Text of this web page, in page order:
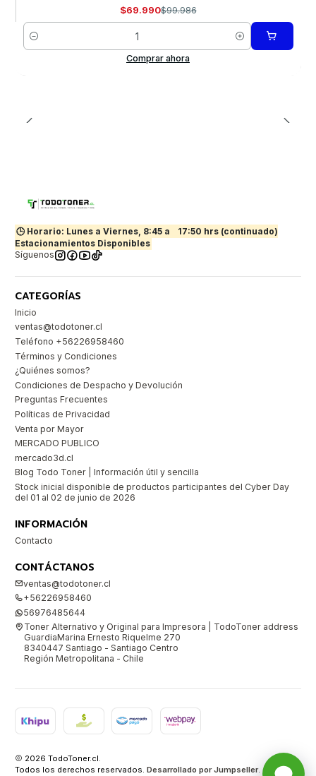
$69.990$99.986
Cantidad
Comprar ahora
🕒 Horario: Lunes a Viernes, 8:45 a
17:50 hrs (continuado)
Estacionamientos Disponibles
Síguenos
CATEGORÍAS
Inicio
ventas@todotoner.cl
Teléfono +56226958460
Términos y Condiciones
¿Quiénes somos?
Condiciones de Despacho y Devolución
Preguntas Frecuentes
Políticas de Privacidad
Venta por Mayor
MERCADO PUBLICO
mercado3d.cl
Blog Todo Toner | Información útil y sencilla
Stock inicial disponible de productos participantes del Cyber Day
del 01 al 02 de junio de 2026
INFORMACIÓN
Contacto
CONTÁCTANOS
ventas@todotoner.cl
+56226958460
56976485644
Toner Alternativo y Original para Impresora | TodoToner address
GuardiaMarina Ernesto Riquelme 270
8340447 Santiago - Santiago Centro
Región Metropolitana - Chile
2026 TodoToner.cl.
Todos los derechos reservados. Desarrollado por Jumpseller.